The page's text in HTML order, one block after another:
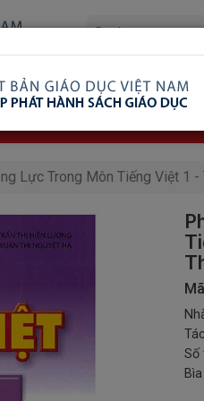
Phẩm Đã Xem Ship
Lực Trong Môn Tiếng Việt 1
Số